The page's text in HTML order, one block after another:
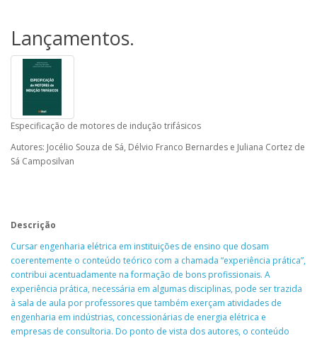
Lançamentos.
Especificação de motores de indução trifásicos
Autores: Jocélio Souza de Sá, Délvio Franco Bernardes e Juliana Cortez de
Sá Camposilvan
Descrição
Cursar engenharia elétrica em instituições de ensino que dosam
coerentemente o conteúdo teórico com a chamada “experiência prática”,
contribui acentuadamente na formação de bons profissionais. A
experiência prática, necessária em algumas disciplinas, pode ser trazida
à sala de aula por professores que também exerçam atividades de
engenharia em indústrias, concessionárias de energia elétrica e
empresas de consultoria. Do ponto de vista dos autores, o conteúdo